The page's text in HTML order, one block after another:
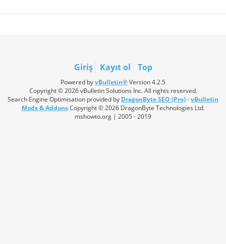
Giriş Kayıt ol Top
Powered byvBulletin®Version 4.2.5
Copyright © 2026 vBulletin Solutions Inc. All rights reserved.
Search Engine Optimisation provided by DragonByte SEO (Pro)-vBulletin
Mods & AddonsCopyright © 2026 DragonByte Technologies Ltd.
mshowto.org | 2005 - 2019